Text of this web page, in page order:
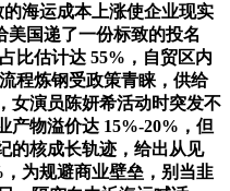
海运成本上涨使企业现实
美国递了一份标致的投名
比估计达 55%，自贸区内
程炼钢受政策青睐，供给
女演员陈妍希活动时突发不
产物溢价达 15%-20%，但
的核成长轨迹，给出从见
为规避商业壁垒，别当韭